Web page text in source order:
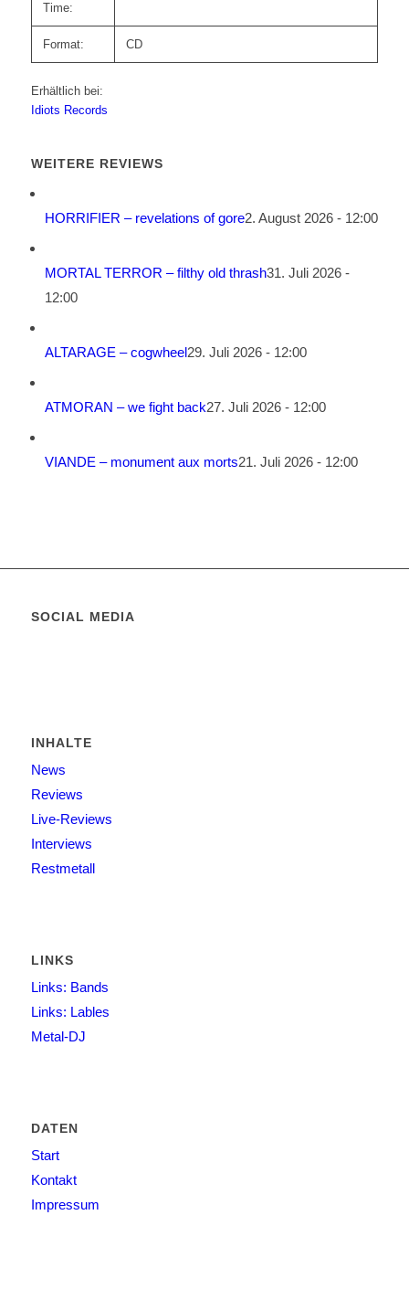
Time:
Format: CD
Erhältlich bei:
Idiots Records
WEITERE REVIEWS
HORRIFIER – revelations of gore2. August 2026 - 12:00
MORTAL TERROR – filthy old thrash31. Juli 2026 -
12:00
ALTARAGE – cogwheel29. Juli 2026 - 12:00
ATMORAN – we fight back27. Juli 2026 - 12:00
VIANDE – monument aux morts21. Juli 2026 - 12:00
SOCIAL MEDIA
INHALTE
News
Reviews
Live-Reviews
Interviews
Restmetall
LINKS
Links: Bands
Links: Lables
Metal-DJ
DATEN
Start
Kontakt
Impressum